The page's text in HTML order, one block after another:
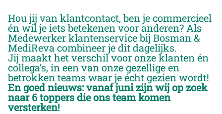
Hou jij van klantcontact, ben je commercieel
én wil je iets betekenen voor anderen? Als
Medewerker klantenservice bij Bosman &
MediReva combineer je dit dagelijks.
Jij maakt het verschil voor onze klanten én
collega’s, in een van onze gezellige en
betrokken teams waar je écht gezien wordt!
En goed nieuws: vanaf juni zijn wij op zoek
naar 6 toppers die ons team komen
versterken!